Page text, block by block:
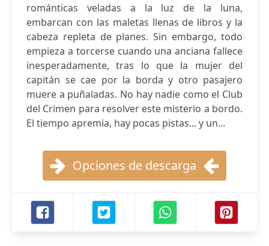
románticas veladas a la luz de la luna,
embarcan con las maletas llenas de libros y la
cabeza repleta de planes. Sin embargo, todo
empieza a torcerse cuando una anciana fallece
inesperadamente, tras lo que la mujer del
capitán se cae por la borda y otro pasajero
muere a puñaladas. No hay nadie como el Club
del Crimen para resolver este misterio a bordo.
El tiempo apremia, hay pocas pistas... y un...
Opciones de descarga